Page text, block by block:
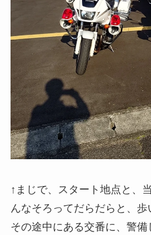
↑まじで、スタート地点と、
んなそろってだらだらと、歩
その途中にある交番に、警